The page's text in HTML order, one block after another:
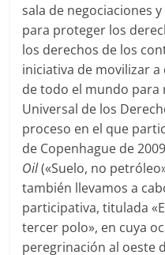
sala de negociaciones
para proteger los
los derechos de los
iniciativa de movilizar
de todo el mundo para
Universal de los
proceso en el que
de Copenhague de
Oil(«Suelo, no
también llevamos a
participativa, titulada
tercer polo», en cuya
peregrinación al oeste